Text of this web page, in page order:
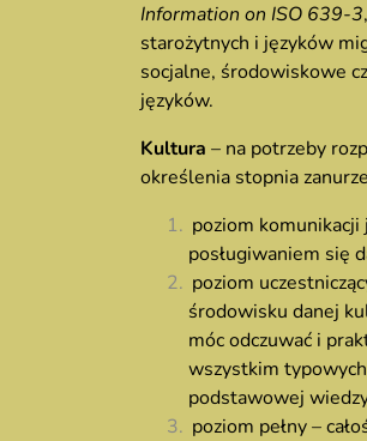
Information on ISO 639-3
starożytnych i języków
socjalne, środowiskowe
języków.
Kultura – na potrzeby
określenia stopnia
poziom
posługiwaniem się
poziom
środowisku danej
móc odczuwać i
wszystkim
podstawowej
poziom pełny –